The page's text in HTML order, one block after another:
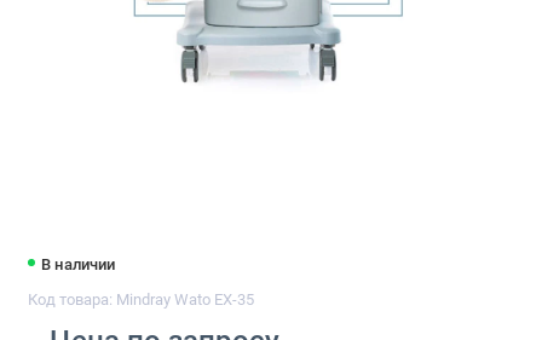
В наличии
Код товара: Mindray Wato EX-35